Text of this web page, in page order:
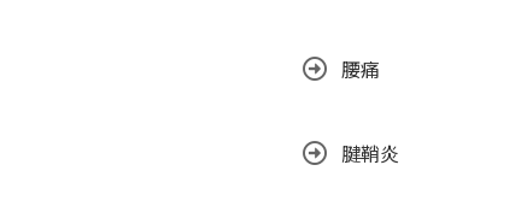
腰痛
腱鞘炎